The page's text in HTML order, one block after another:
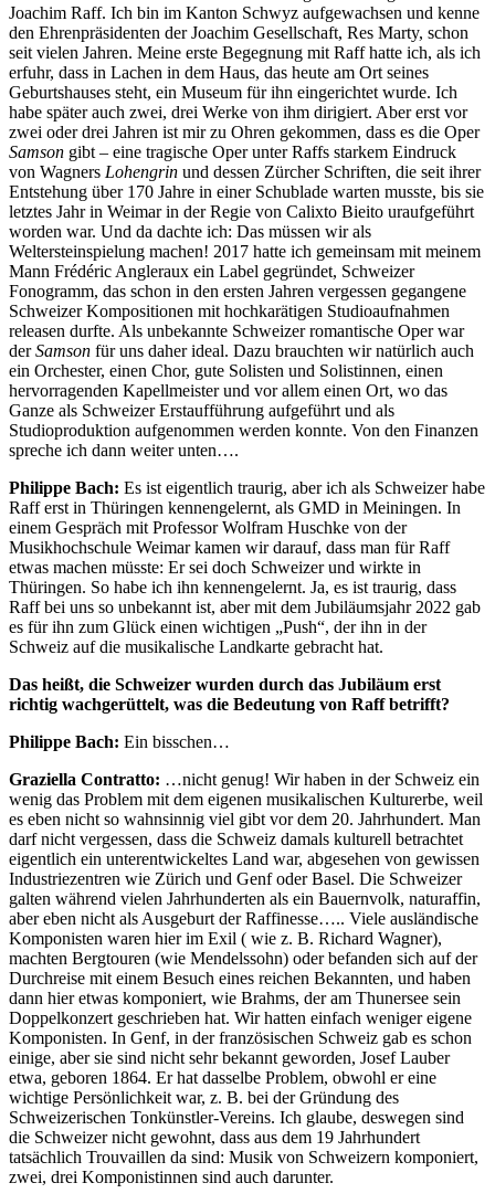
Joachim Raff. Ich bin im Kanton Schwyz aufgewachsen und kenne
den Ehrenpräsidenten der Joachim Gesellschaft, Res Marty, schon
seit vielen Jahren. Meine erste Begegnung mit Raff hatte ich, als ich
erfuhr, dass in Lachen in dem Haus, das heute am Ort seines
Geburtshauses steht, ein Museum für ihn eingerichtet wurde. Ich
habe später auch zwei, drei Werke von ihm dirigiert. Aber erst vor
zwei oder drei Jahren ist mir zu Ohren gekommen, dass es die Oper
Samson gibt – eine tragische Oper unter Raffs starkem Eindruck
von Wagners Lohengrin und dessen Zürcher Schriften, die seit ihrer
Entstehung über 170 Jahre in einer Schublade warten musste, bis sie
letztes Jahr in Weimar in der Regie von Calixto Bieito uraufgeführt
worden war. Und da dachte ich: Das müssen wir als
Weltersteinspielung machen! 2017 hatte ich gemeinsam mit meinem
Mann Frédéric Angleraux ein Label gegründet, Schweizer
Fonogramm, das schon in den ersten Jahren vergessen gegangene
Schweizer Kompositionen mit hochkarätigen Studioaufnahmen
releasen durfte. Als unbekannte Schweizer romantische Oper war
derSamson für uns daher ideal. Dazu brauchten wir natürlich auch
ein Orchester, einen Chor, gute Solisten und Solistinnen, einen
hervorragenden Kapellmeister und vor allem einen Ort, wo das
Ganze als Schweizer Erstaufführung aufgeführt und als
Studioproduktion aufgenommen werden konnte. Von den Finanzen
spreche ich dann weiter unten….
Philippe Bach: Es ist eigentlich traurig, aber ich als Schweizer habe
Raff erst in Thüringen kennengelernt, als GMD in Meiningen. In
einem Gespräch mit Professor Wolfram Huschke von der
Musikhochschule Weimar kamen wir darauf, dass man für Raff
etwas machen müsste: Er sei doch Schweizer und wirkte in
Thüringen. So habe ich ihn kennengelernt. Ja, es ist traurig, dass
Raff bei uns so unbekannt ist, aber mit dem Jubiläumsjahr 2022 gab
es für ihn zum Glück einen wichtigen „Push“, der ihn in der
Schweiz auf die musikalische Landkarte gebracht hat.
Das heißt, die Schweizer wurden durch das Jubiläum erst
richtig wachgerüttelt, was die Bedeutung von Raff betrifft?
Philippe Bach: Ein bisschen…
Graziella Contratto: …nicht genug! Wir haben in der Schweiz ein
wenig das Problem mit dem eigenen musikalischen Kulturerbe, weil
es eben nicht so wahnsinnig viel gibt vor dem 20. Jahrhundert. Man
darf nicht vergessen, dass die Schweiz damals kulturell betrachtet
eigentlich ein unterentwickeltes Land war, abgesehen von gewissen
Industriezentren wie Zürich und Genf oder Basel. Die Schweizer
galten während vielen Jahrhunderten als ein Bauernvolk, naturaffin,
aber eben nicht als Ausgeburt der Raffinesse….. Viele ausländische
Komponisten waren hier im Exil ( wie z. B. Richard Wagner),
machten Bergtouren (wie Mendelssohn) oder befanden sich auf der
Durchreise mit einem Besuch eines reichen Bekannten, und haben
dann hier etwas komponiert, wie Brahms, der am Thunersee sein
Doppelkonzert geschrieben hat. Wir hatten einfach weniger eigene
Komponisten. In Genf, in der französischen Schweiz gab es schon
einige, aber sie sind nicht sehr bekannt geworden, Josef Lauber
etwa, geboren 1864. Er hat dasselbe Problem, obwohl er eine
wichtige Persönlichkeit war, z. B. bei der Gründung des
Schweizerischen Tonkünstler-Vereins. Ich glaube, deswegen sind
die Schweizer nicht gewohnt, dass aus dem 19 Jahrhundert
tatsächlich Trouvaillen da sind: Musik von Schweizern komponiert,
zwei, drei Komponistinnen sind auch darunter.